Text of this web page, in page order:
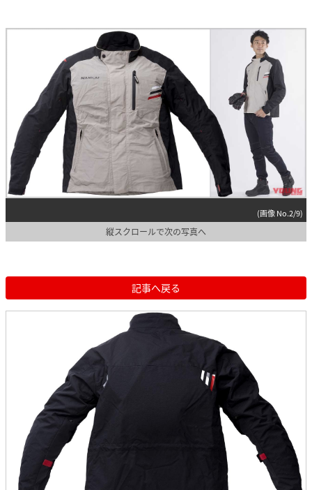
(画像 No.2/9)
縦スクロールで次の写真へ
記事へ戻る